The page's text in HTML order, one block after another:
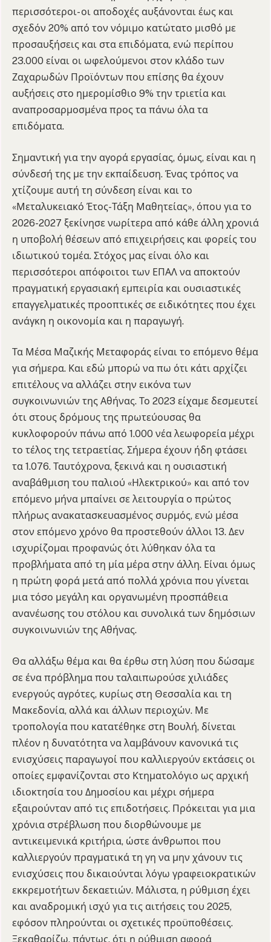
περισσότεροι- οι αποδοχές αυξάνονται έως και
σχεδόν 20% από τον νόμιμο κατώτατο μισθό με
προσαυξήσεις και στα επιδόματα, ενώ περίπου
23.000 είναι οι ωφελούμενοι στον κλάδο των
Ζαχαρωδών Προϊόντων που επίσης θα έχουν
αυξήσεις στο ημερομίσθιο 9% την τριετία και
αναπροσαρμοσμένα προς τα πάνω όλα τα
επιδόματα.
Σημαντική για την αγορά εργασίας, όμως, είναι και η
σύνδεσή της με την εκπαίδευση. Ένας τρόπος να
χτίζουμε αυτή τη σύνδεση είναι και το
«Μεταλυκειακό Έτος-Τάξη Μαθητείας», όπου για το
2026-2027 ξεκίνησε νωρίτερα από κάθε άλλη χρονιά
η υποβολή θέσεων από επιχειρήσεις και φορείς του
ιδιωτικού τομέα. Στόχος μας είναι όλο και
περισσότεροι απόφοιτοι των ΕΠΑΛ να αποκτούν
πραγματική εργασιακή εμπειρία και ουσιαστικές
επαγγελματικές προοπτικές σε ειδικότητες που έχει
ανάγκη η οικονομία και η παραγωγή.
Τα Μέσα Μαζικής Μεταφοράς είναι το επόμενο θέμα
για σήμερα. Και εδώ μπορώ να πω ότι κάτι αρχίζει
επιτέλους να αλλάζει στην εικόνα των
συγκοινωνιών της Αθήνας. Το 2023 είχαμε δεσμευτεί
ότι στους δρόμους της πρωτεύουσας θα
κυκλοφορούν πάνω από 1.000 νέα λεωφορεία μέχρι
το τέλος της τετραετίας. Σήμερα έχουν ήδη φτάσει
τα 1.076. Ταυτόχρονα, ξεκινά και η ουσιαστική
αναβάθμιση του παλιού «Ηλεκτρικού» και από τον
επόμενο μήνα μπαίνει σε λειτουργία ο πρώτος
πλήρως ανακατασκευασμένος συρμός, ενώ μέσα
στον επόμενο χρόνο θα προστεθούν άλλοι 13. Δεν
ισχυρίζομαι προφανώς ότι λύθηκαν όλα τα
προβλήματα από τη μία μέρα στην άλλη. Είναι όμως
η πρώτη φορά μετά από πολλά χρόνια που γίνεται
μια τόσο μεγάλη και οργανωμένη προσπάθεια
ανανέωσης του στόλου και συνολικά των δημόσιων
συγκοινωνιών της Αθήνας.
Θα αλλάξω θέμα και θα έρθω στη λύση που δώσαμε
σε ένα πρόβλημα που ταλαιπωρούσε χιλιάδες
ενεργούς αγρότες, κυρίως στη Θεσσαλία και τη
Μακεδονία, αλλά και άλλων περιοχών. Με
τροπολογία που κατατέθηκε στη Βουλή, δίνεται
πλέον η δυνατότητα να λαμβάνουν κανονικά τις
ενισχύσεις παραγωγοί που καλλιεργούν εκτάσεις οι
οποίες εμφανίζονται στο Κτηματολόγιο ως αρχική
ιδιοκτησία του Δημοσίου και μέχρι σήμερα
εξαιρούνταν από τις επιδοτήσεις. Πρόκειται για μια
χρόνια στρέβλωση που διορθώνουμε με
αντικειμενικά κριτήρια, ώστε άνθρωποι που
καλλιεργούν πραγματικά τη γη να μην χάνουν τις
ενισχύσεις που δικαιούνται λόγω γραφειοκρατικών
εκκρεμοτήτων δεκαετιών. Μάλιστα, η ρύθμιση έχει
και αναδρομική ισχύ για τις αιτήσεις του 2025,
εφόσον πληρούνται οι σχετικές προϋποθέσεις.
Ξεκαθαρίζω, πάντως, ότι η ρύθμιση αφορά